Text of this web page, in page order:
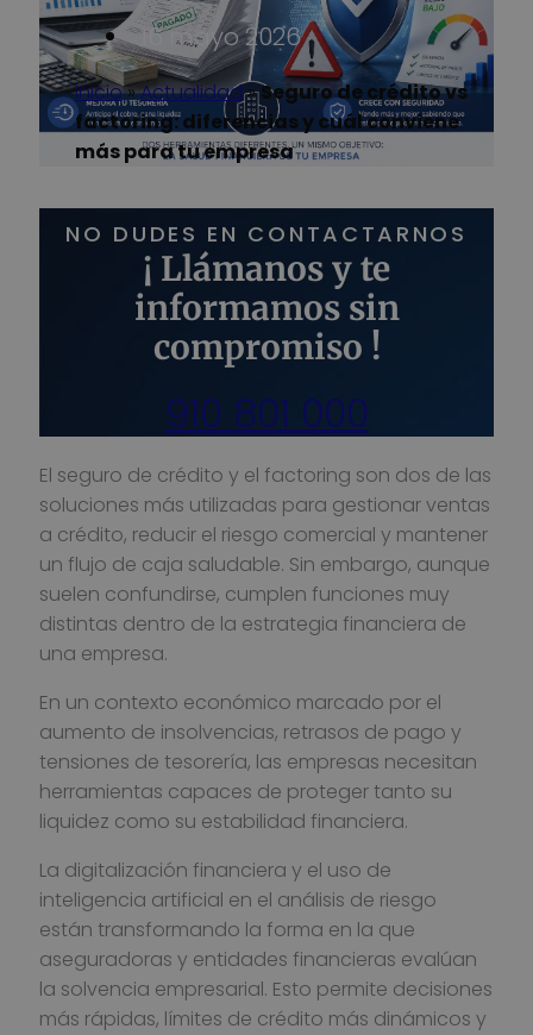
16 mayo 2026
Inicio»Actualidad»Seguro de crédito vs
factoring: diferencias y cuál conviene
más para tu empresa
NO DUDES EN CONTACTARNOS
¡ Llámanos y te
informamos sin
compromiso !
910 801 000
El seguro de crédito y el factoring son dos de las
soluciones más utilizadas para gestionar ventas
a crédito, reducir el riesgo comercial y mantener
un flujo de caja saludable. Sin embargo, aunque
suelen confundirse, cumplen funciones muy
distintas dentro de la estrategia financiera de
una empresa.
En un contexto económico marcado por el
aumento de insolvencias, retrasos de pago y
tensiones de tesorería, las empresas necesitan
herramientas capaces de proteger tanto su
liquidez como su estabilidad financiera.
La digitalización financiera y el uso de
inteligencia artificial en el análisis de riesgo
están transformando la forma en la que
aseguradoras y entidades financieras evalúan
la solvencia empresarial. Esto permite decisiones
más rápidas, límites de crédito más dinámicos y